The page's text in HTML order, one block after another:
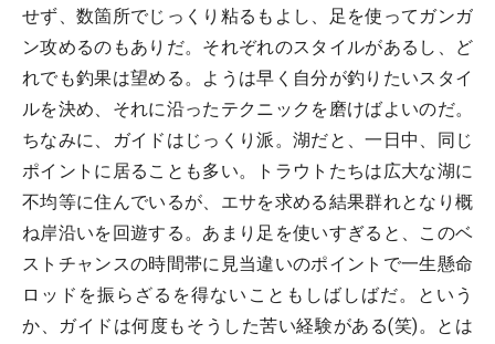
せず、数箇所でじっくり粘るもよし、足を使ってガンガ
ン攻めるのもありだ。それぞれのスタイルがあるし、ど
れでも釣果は望める。ようは早く自分が釣りたいスタイ
ルを決め、それに沿ったテクニックを磨けばよいのだ。
ちなみに、ガイドはじっくり派。湖だと、一日中、同じ
ポイントに居ることも多い。トラウトたちは広大な湖に
不均等に住んでいるが、エサを求める結果群れとなり概
ね岸沿いを回遊する。あまり足を使いすぎると、このベ
ストチャンスの時間帯に見当違いのポイントで一生懸命
ロッドを振らざるを得ないこともしばしばだ。という
か、ガイドは何度もそうした苦い経験がある(笑)。とは